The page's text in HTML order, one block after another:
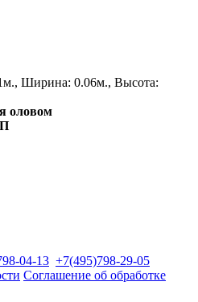
Ширина: 0.06м., Высота:
оловом
04-13 +7(495)798-29-05
Соглашение об обработке